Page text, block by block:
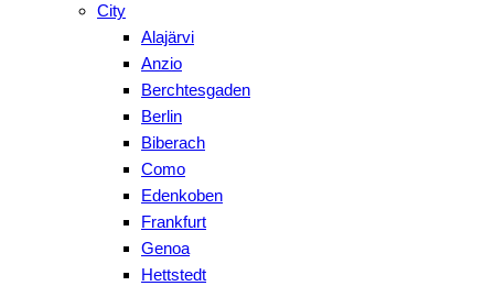
City
Alajärvi
Anzio
Berchtesgaden
Berlin
Biberach
Como
Edenkoben
Frankfurt
Genoa
Hettstedt